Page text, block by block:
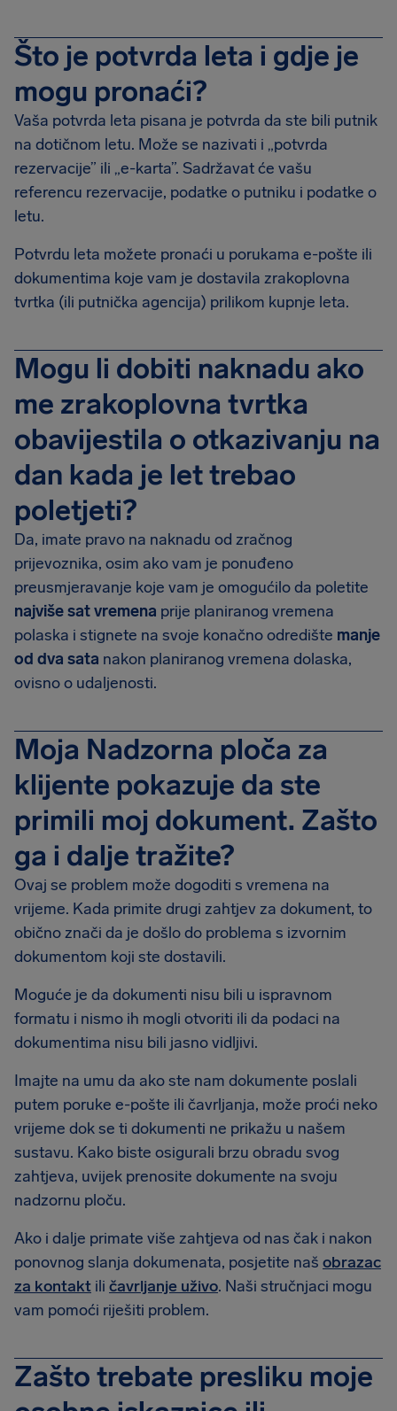
Što je potvrda leta i gdje je
mogu pronaći?
Vaša potvrda leta pisana je potvrda da ste bili putnik
na dotičnom letu. Može se nazivati i „potvrda
rezervacije” ili „e-karta”. Sadržavat će vašu
referencu rezervacije, podatke o putniku i podatke o
letu.
Potvrdu leta možete pronaći u porukama e-pošte ili
dokumentima koje vam je dostavila zrakoplovna
tvrtka (ili putnička agencija) prilikom kupnje leta.
Mogu li dobiti naknadu ako
me zrakoplovna tvrtka
obavijestila o otkazivanju na
dan kada je let trebao
poletjeti?
Da, imate pravo na naknadu od zračnog
prijevoznika, osim ako vam je ponuđeno
preusmjeravanje koje vam je omogućilo da poletite
najviše sat vremena prije planiranog vremena
polaska i stignete na svoje konačno odredište manje
od dva sata nakon planiranog vremena dolaska,
ovisno o udaljenosti.
Moja Nadzorna ploča za
klijente pokazuje da ste
primili moj dokument. Zašto
ga i dalje tražite?
Ovaj se problem može dogoditi s vremena na
vrijeme. Kada primite drugi zahtjev za dokument, to
obično znači da je došlo do problema s izvornim
dokumentom koji ste dostavili.
Moguće je da dokumenti nisu bili u ispravnom
formatu i nismo ih mogli otvoriti ili da podaci na
dokumentima nisu bili jasno vidljivi.
Imajte na umu da ako ste nam dokumente poslali
putem poruke e-pošte ili čavrljanja, može proći neko
vrijeme dok se ti dokumenti ne prikažu u našem
sustavu. Kako biste osigurali brzu obradu svog
zahtjeva, uvijek prenosite dokumente na svoju
nadzornu ploču.
Ako i dalje primate više zahtjeva od nas čak i nakon
ponovnog slanja dokumenata, posjetite naš obrazac
za kontakt ili čavrljanje uživo. Naši stručnjaci mogu
vam pomoći riješiti problem.
Zašto trebate presliku moje